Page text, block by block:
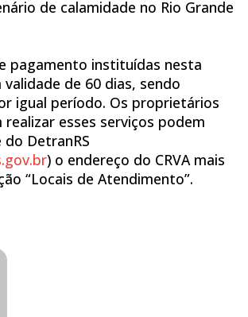
de calamidade no Rio Grande
pagamento instituídas nesta
de 60 dias, sendo
igual período. Os proprietários
realizar esses serviços podem
DetranRS
) o endereço do CRVA mais
“Locais de Atendimento”.